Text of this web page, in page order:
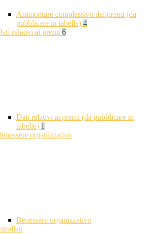
Ammontare complessivo dei premi (da
pubblicare in tabelle) 4
relativi ai premi 6
Dati relativi ai premi (da pubblicare in
tabelle) 1
organizzativo
Benessere organizzativo